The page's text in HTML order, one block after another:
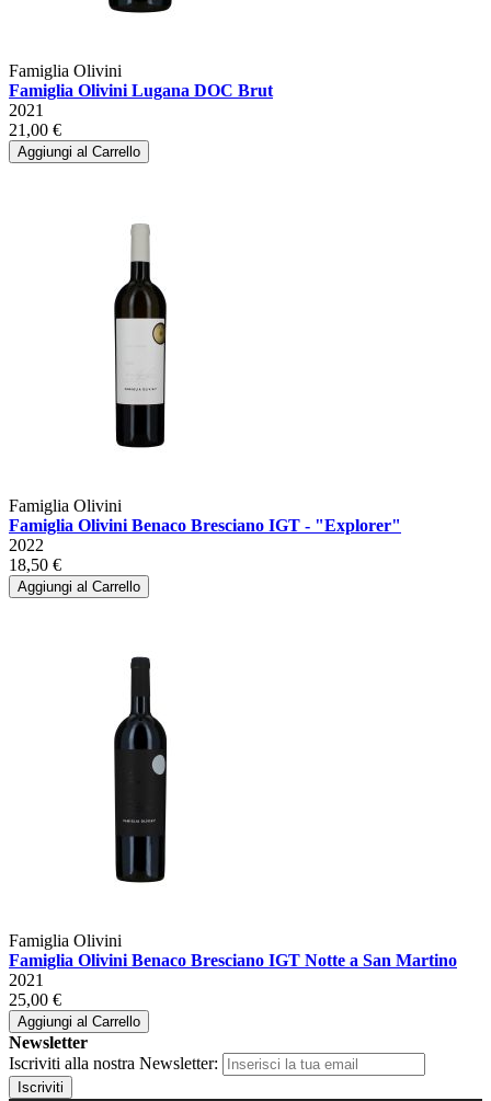
Famiglia Olivini
Famiglia Olivini Lugana DOC Brut
2021
21,00 €
Aggiungi al Carrello
Famiglia Olivini
Famiglia Olivini Benaco Bresciano IGT - "Explorer"
2022
18,50 €
Aggiungi al Carrello
Famiglia Olivini
Famiglia Olivini Benaco Bresciano IGT Notte a San Martino
2021
25,00 €
Aggiungi al Carrello
Newsletter
Iscriviti alla nostra Newsletter:
Iscriviti